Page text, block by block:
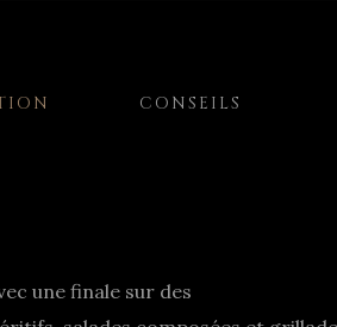
CONSEILS
une finale sur des